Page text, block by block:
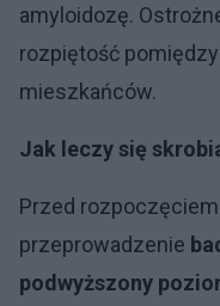
amyloidozę.
rozpiętość
mieszkańców.
Jak leczy się
Przed
przeprowadzenie
podwyższony